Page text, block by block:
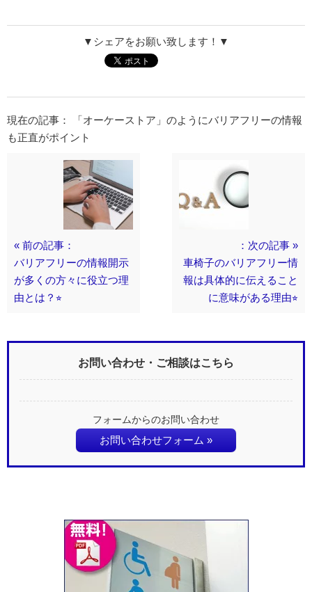
▼シェアをお願い致します！▼
現在の記事： 「オーケーストア」のようにバリアフリーの情報
も正直がポイント
« 前の記事：
バリアフリーの情報開示
が多くの方々に役立つ理
由とは？⭐︎
：次の記事 »
車椅子のバリアフリー情
報は具体的に伝えること
に意味がある理由⭐︎
お問い合わせ・ご相談はこちら
フォームからのお問い合わせ
お問い合わせフォーム »